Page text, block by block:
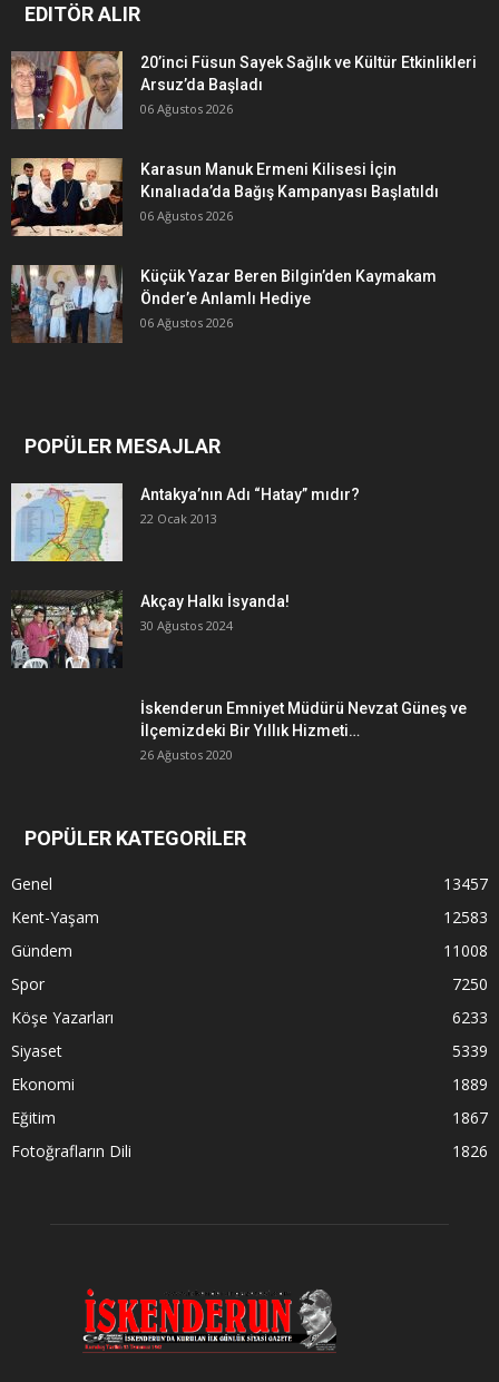
EDITÖR ALIR
20’inci Füsun Sayek Sağlık ve Kültür Etkinlikleri
Arsuz’da Başladı
06 Ağustos 2026
Karasun Manuk Ermeni Kilisesi İçin
Kınalıada’da Bağış Kampanyası Başlatıldı
06 Ağustos 2026
Küçük Yazar Beren Bilgin’den Kaymakam
Önder’e Anlamlı Hediye
06 Ağustos 2026
POPÜLER MESAJLAR
Antakya’nın Adı “Hatay” mıdır?
22 Ocak 2013
Akçay Halkı İsyanda!
30 Ağustos 2024
İskenderun Emniyet Müdürü Nevzat Güneş ve
İlçemizdeki Bir Yıllık Hizmeti…
26 Ağustos 2020
POPÜLER KATEGORİLER
Genel
13457
Kent-Yaşam
12583
Gündem
11008
Spor
7250
Köşe Yazarları
6233
Siyaset
5339
Ekonomi
1889
Eğitim
1867
Fotoğrafların Dili
1826